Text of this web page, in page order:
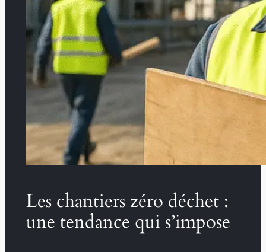
Les chantiers zéro déchet :
une tendance qui s’impose